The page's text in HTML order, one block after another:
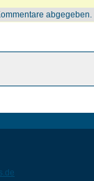
abgegeben.